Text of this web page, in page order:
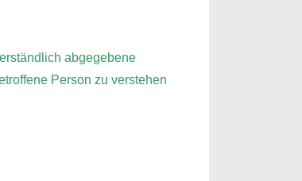
abgegebene
Person zu verstehen